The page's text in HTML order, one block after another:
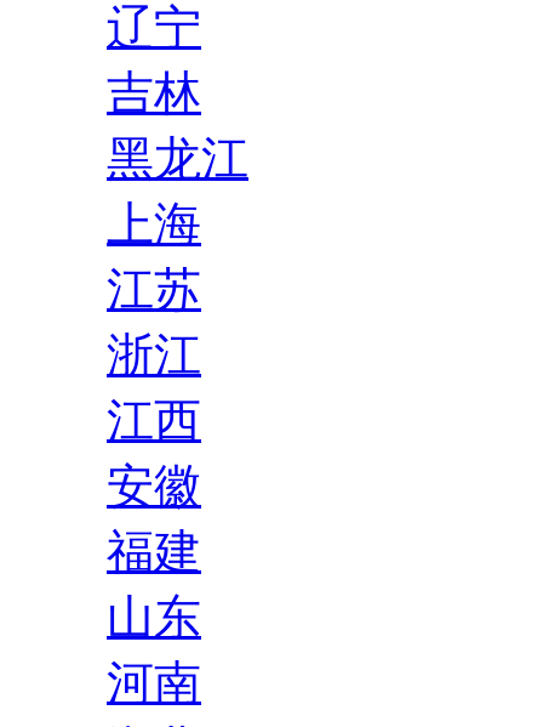
辽宁
吉林
黑龙江
上海
江苏
浙江
江西
安徽
福建
山东
河南